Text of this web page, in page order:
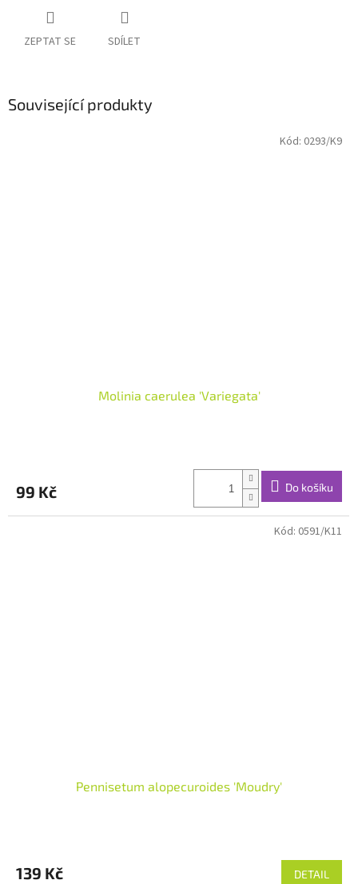
ZEPTAT SE SDÍLET
Související produkty
Molinia caerulea 'Variegata'
99 Kč Do košíku
Kód: 0293/K9
Pennisetum alopecuroides 'Moudry'
139 Kč DETAIL
Kód: 0591/K11